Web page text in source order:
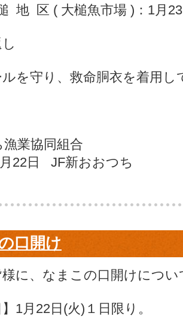
地 区 ( 大槌魚市場 )：1月
を守り、救命胴衣を着用し
業協同組合
22日 JF新おおつち
口開け
様に、なまこの口開けにつ
】1月22日(火)１日限り。